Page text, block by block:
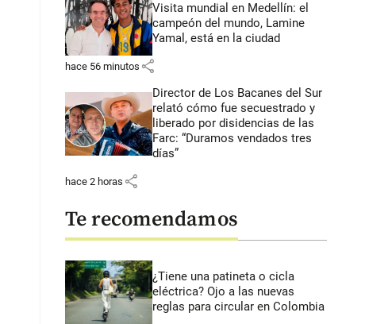
Visita mundial en Medellín: el
campeón del mundo, Lamine
Yamal, está en la ciudad
hace 56 minutos share
Director de Los Bacanes del Sur
relató cómo fue secuestrado y
liberado por disidencias de las
Farc: “Duramos vendados tres
días”
hace 2 horas share
Te recomendamos
¿Tiene una patineta o cicla
eléctrica? Ojo a las nuevas
reglas para circular en Colombia